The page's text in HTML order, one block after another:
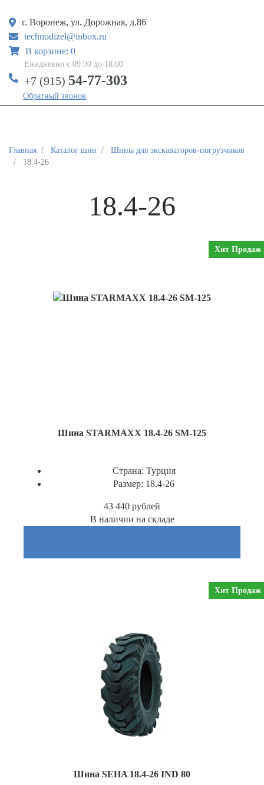
г. Воронеж, ул. Дорожная, д.86
technodizel@inbox.ru
В корзине: 0
Ежедневно с 09.00 до 18.00
+7 (915) 54-77-303
Обратный звонок
Главная Каталог шин
Шины для экскаваторов-погрузчиков
18.4-26
18.4-26
Хит Продаж
Шина STARMAXX 18.4-26 SM-125
Страна: Турция
Размер: 18.4-26
43 440 рублей
В наличии на складе
Хит Продаж
Шина SEHA 18.4-26 IND 80